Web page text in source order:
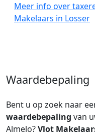
Meer info over
Makelaars in Losser
Waardebepaling
Bent u op zoek naar
waardebepaling van
Almelo?Vlot